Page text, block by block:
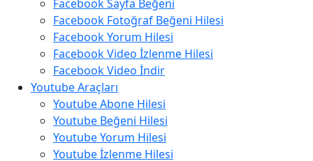
Facebook Sayfa Beğeni
Facebook Fotoğraf Beğeni Hilesi
Facebook Yorum Hilesi
Facebook Video İzlenme Hilesi
Facebook Video İndir
Youtube Araçları
Youtube Abone Hilesi
Youtube Beğeni Hilesi
Youtube Yorum Hilesi
Youtube İzlenme Hilesi